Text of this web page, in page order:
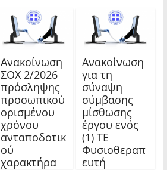
Ανακοίνωση
ΣΟΧ 2/2026
πρόσληψης
προσωπικού
ορισμένου
χρόνου
ανταποδοτικ
ού
χαρακτήρα
Ανακοίνωση
για τη
σύναψη
σύμβασης
μίσθωσης
έργου ενός
(1) ΤΕ
Φυσιοθεραπ
ευτή